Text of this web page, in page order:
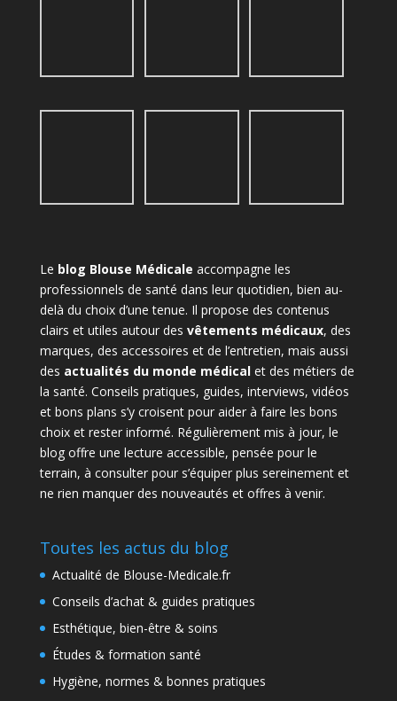
Le blog Blouse Médicale accompagne les
professionnels de santé dans leur quotidien, bien au-
delà du choix d’une tenue. Il propose des contenus
clairs et utiles autour des vêtements médicaux, des
marques, des accessoires et de l’entretien, mais aussi
des actualités du monde médicalet des métiers de
la santé. Conseils pratiques, guides, interviews, vidéos
et bons plans s’y croisent pour aider à faire les bons
choix et rester informé. Régulièrement mis à jour, le
blog offre une lecture accessible, pensée pour le
terrain, à consulter pour s’équiper plus sereinement et
ne rien manquer des nouveautés et offres à venir.
Toutes les actus du blog
Actualité de Blouse-Medicale.fr
Conseils d’achat & guides pratiques
Esthétique, bien-être & soins
Études & formation santé
Hygiène, normes & bonnes pratiques